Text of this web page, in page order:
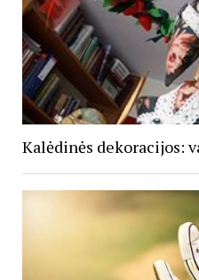
Kalėdinės dekoracijos: